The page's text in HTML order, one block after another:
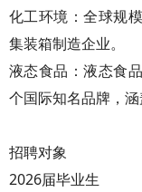
化工环境：全球规
集装箱制造企业。
液态食品：液态食
个国际知名品牌，
招聘对象
2026届毕业生